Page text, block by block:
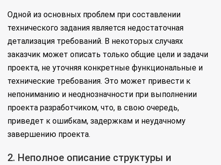
Одной из основных проблем при составлении
технического задания является недостаточная
детализация требований. В некоторых случаях
заказчик может описать только общие цели и задачи
проекта, не уточняя конкретные функциональные и
технические требования. Это может привести к
непониманию и неоднозначности при выполнении
проекта разработчиком, что, в свою очередь,
приведет к ошибкам, задержкам и неудачному
завершению проекта.
2. Неполное описание структуры и